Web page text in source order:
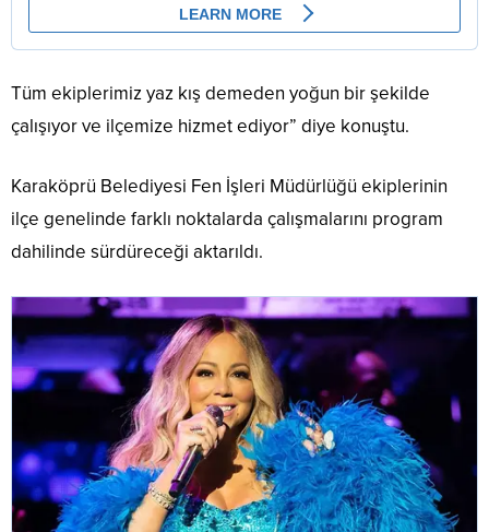
Tüm ekiplerimiz yaz kış demeden yoğun bir şekilde
çalışıyor ve ilçemize hizmet ediyor” diye konuştu.
Karaköprü Belediyesi Fen İşleri Müdürlüğü ekiplerinin
ilçe genelinde farklı noktalarda çalışmalarını program
dahilinde sürdüreceği aktarıldı.